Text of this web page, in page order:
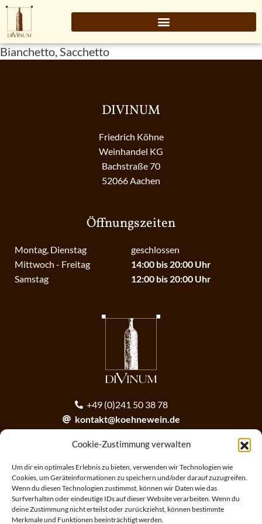
Cookie-Zustimmung verwalten
Um dir ein optimales Erlebnis zu bieten, verwenden wir Technologien wie
Cookies, um Geräteinformationen zu speichern und/oder darauf zuzugreifen.
Wenn du diesen Technologien zustimmst, können wir Daten wie das
Surfverhalten oder eindeutige IDs auf dieser Website verarbeiten. Wenn du
deine Zustimmung nicht erteilst oder zurückziehst, können bestimmte
Merkmale und Funktionen beeinträchtigt werden.
Bianchetto, Sacchetto
DIVINUM
Friedrich Köhne
Weinhandel KG
Bachstraße 70
52066 Aachen
Öffnungszeiten
Montag, Dienstag
Mittwoch - Freitag
Samstag
geschlossen
14:00 bis 20:00 Uhr
12:00 bis 20:00 Uhr
+49 (0)241 50 38 78
kontakt@koehnewein.de
Anmeldung zum Newsletter
ANMELDEN